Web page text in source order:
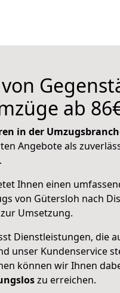
ab
in der
Angebote als
Ihnen einen
von Gütersloh nach
Umsetzung.
Dienstleistungen, die
unser Kundenservice
können wir Ihnen
zu erreichen.